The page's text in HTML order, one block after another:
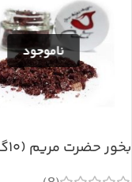
بخور حضرت مریم (۱۰گرم)